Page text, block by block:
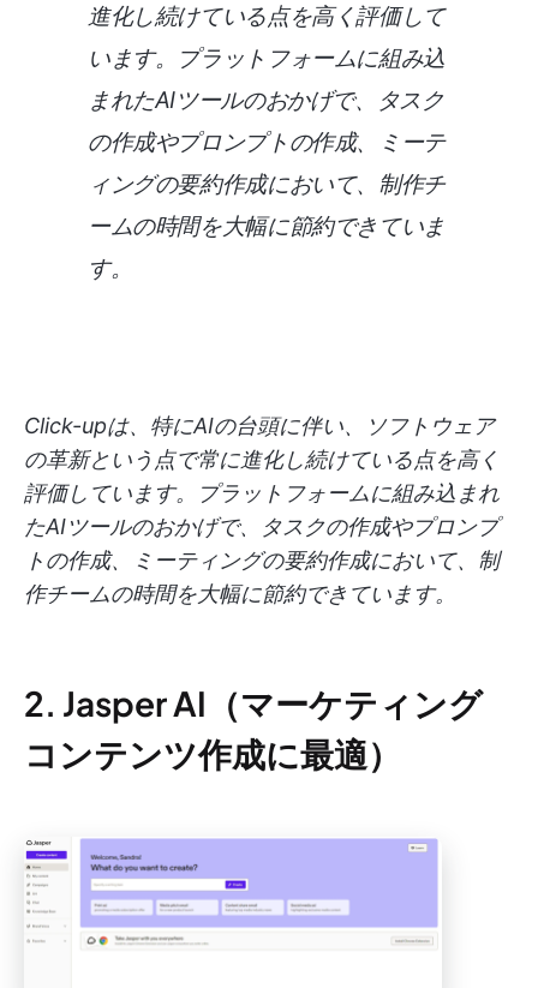
進化し続けている点を高く評価して
います。プラットフォームに組み込
まれたAIツールのおかげで、タスク
の作成やプロンプトの作成、ミーテ
ィングの要約作成において、制作チ
ームの時間を大幅に節約できていま
す。
Click-upは、特にAIの台頭に伴い、ソフトウェア
の革新という点で常に進化し続けている点を高く
評価しています。プラットフォームに組み込まれ
たAIツールのおかげで、タスクの作成やプロンプ
トの作成、ミーティングの要約作成において、制
作チームの時間を大幅に節約できています。
2. Jasper AI（マーケティング
コンテンツ作成に最適）